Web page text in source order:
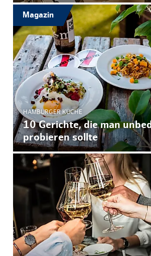
HAMBURGER KÜCHE
10 Gerichte, die man
probieren sollte
Magazin